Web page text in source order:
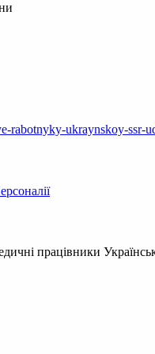
rabotnyky-ukraynskoy-ssr-
працівники